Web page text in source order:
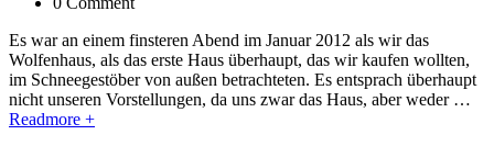
Es war an einem finsteren Abend im Januar 2012 als wir das
Wolfenhaus, als das erste Haus überhaupt, das wir kaufen wollten,
im Schneegestöber von außen betrachteten. Es entsprach überhaupt
nicht unseren Vorstellungen, da uns zwar das Haus, aber weder …
Readmore +